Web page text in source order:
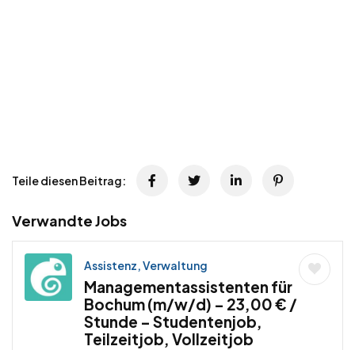
Teile diesen Beitrag:
Verwandte Jobs
Assistenz, Verwaltung
Managementassistenten für
Bochum (m/w/d) – 23,00 € /
Stunde – Studentenjob,
Teilzeitjob, Vollzeitjob